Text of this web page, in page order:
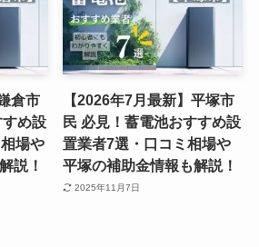
倉市
め設
場や
説！
【2026年7月最新】平塚市
民 必見！蓄電池おすすめ設
置業者7選・口コミ相場や
平塚の補助金情報も解説！
2025年11月7日